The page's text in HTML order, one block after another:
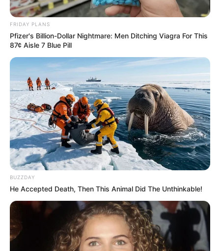
Ενημέρωση που δεν θα ακούσετε ποτέ από τα
κυρίαρχα ΜΜΕ… Υποστηρίξτε αυτόν τον αγώνα με
ΑΡΈΣΕΙ
YOUTUBE ΕΓΓΡΑΦΕΊΤΕ
EMAIL ΑΚΟΛΟΥΘΉΣΤΕ
FRIDAY PLANS
Pfizer's Billion-Dollar Nightmare: Men Ditching Viagra For This
87¢ Aisle 7 Blue Pill
BUZZDAY
He Accepted Death, Then This Animal Did The Unthinkable!